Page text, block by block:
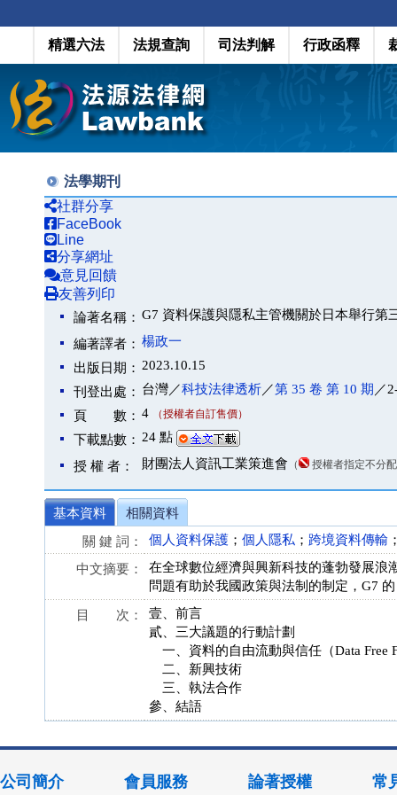
精選六法 法規查詢 司法判解 行政函釋
法學期刊
社群分享
FaceBook
Line
分享網址
意見回饋
友善列印
論著名稱： G7 資料保護與隱私主管機關於日本舉行第
編著譯者： 楊政一
出版日期： 2023.10.15
刊登出處： 台灣／科技法律透析／第 35 卷 第 10 期 ／
頁 數： 4 （授權者自訂售價）
下載點數： 24 點
授 權 者： 財團法人資訊工業策進會 （ 授權者指定不分
基本資料
相關資料
關 鍵 詞：
個人資料保護 ； 個人隱私 ； 跨境資料傳輸
中文摘要：
在全球數位經濟與興新科技的蓬勃發展浪
問題有助於我國政策與法制的制定，G7
目 次：
壹、前言
貳、三大議題的行動計劃
一、資料的自由流動與信任（Data Free
二、新興技術
三、執法合作
參、結語
公司簡介 會員服務 論著授權 常